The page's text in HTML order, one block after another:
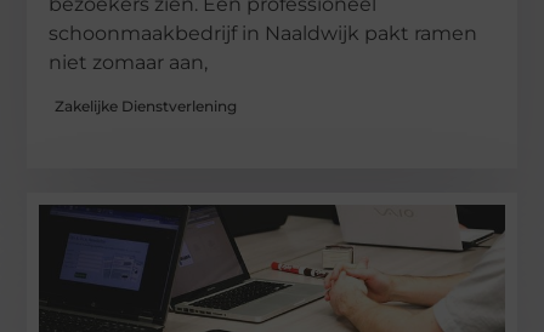
schoonmaakbedrijf in Naaldwijk pakt ramen
niet zomaar aan,
Zakelijke Dienstverlening